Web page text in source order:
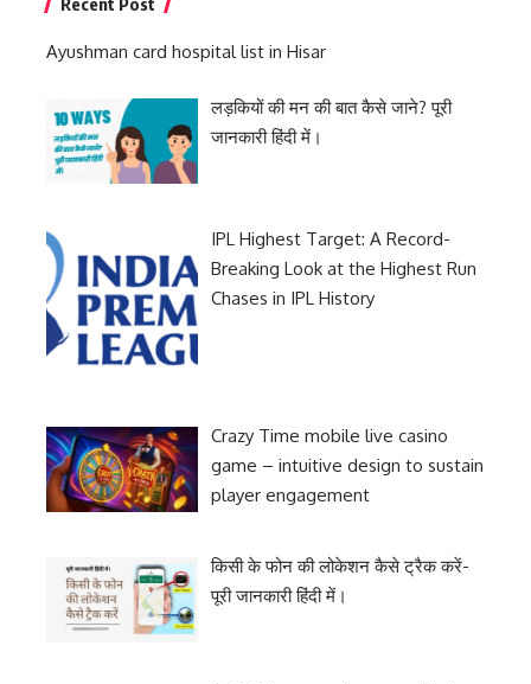
Ayushman card hospital list in Hisar
लड़कियों की मन की बात कैसे जाने? पूरी
जानकारी हिंदी में।
IPL Highest Target: A Record-
Breaking Look at the Highest Run
Chases in IPL History
Crazy Time mobile live casino
game – intuitive design to sustain
player engagement
किसी के फोन की लोकेशन कैसे ट्रैक करें-
पूरी जानकारी हिंदी में।